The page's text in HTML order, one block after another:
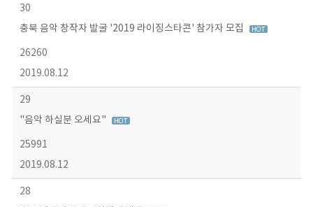
30
충북 음악 창작자 발굴 '2019 라이징스타콘' 참가자 모집
26260
2019.08.12
29
"음악 하실분 오세요"
25991
2019.08.12
28